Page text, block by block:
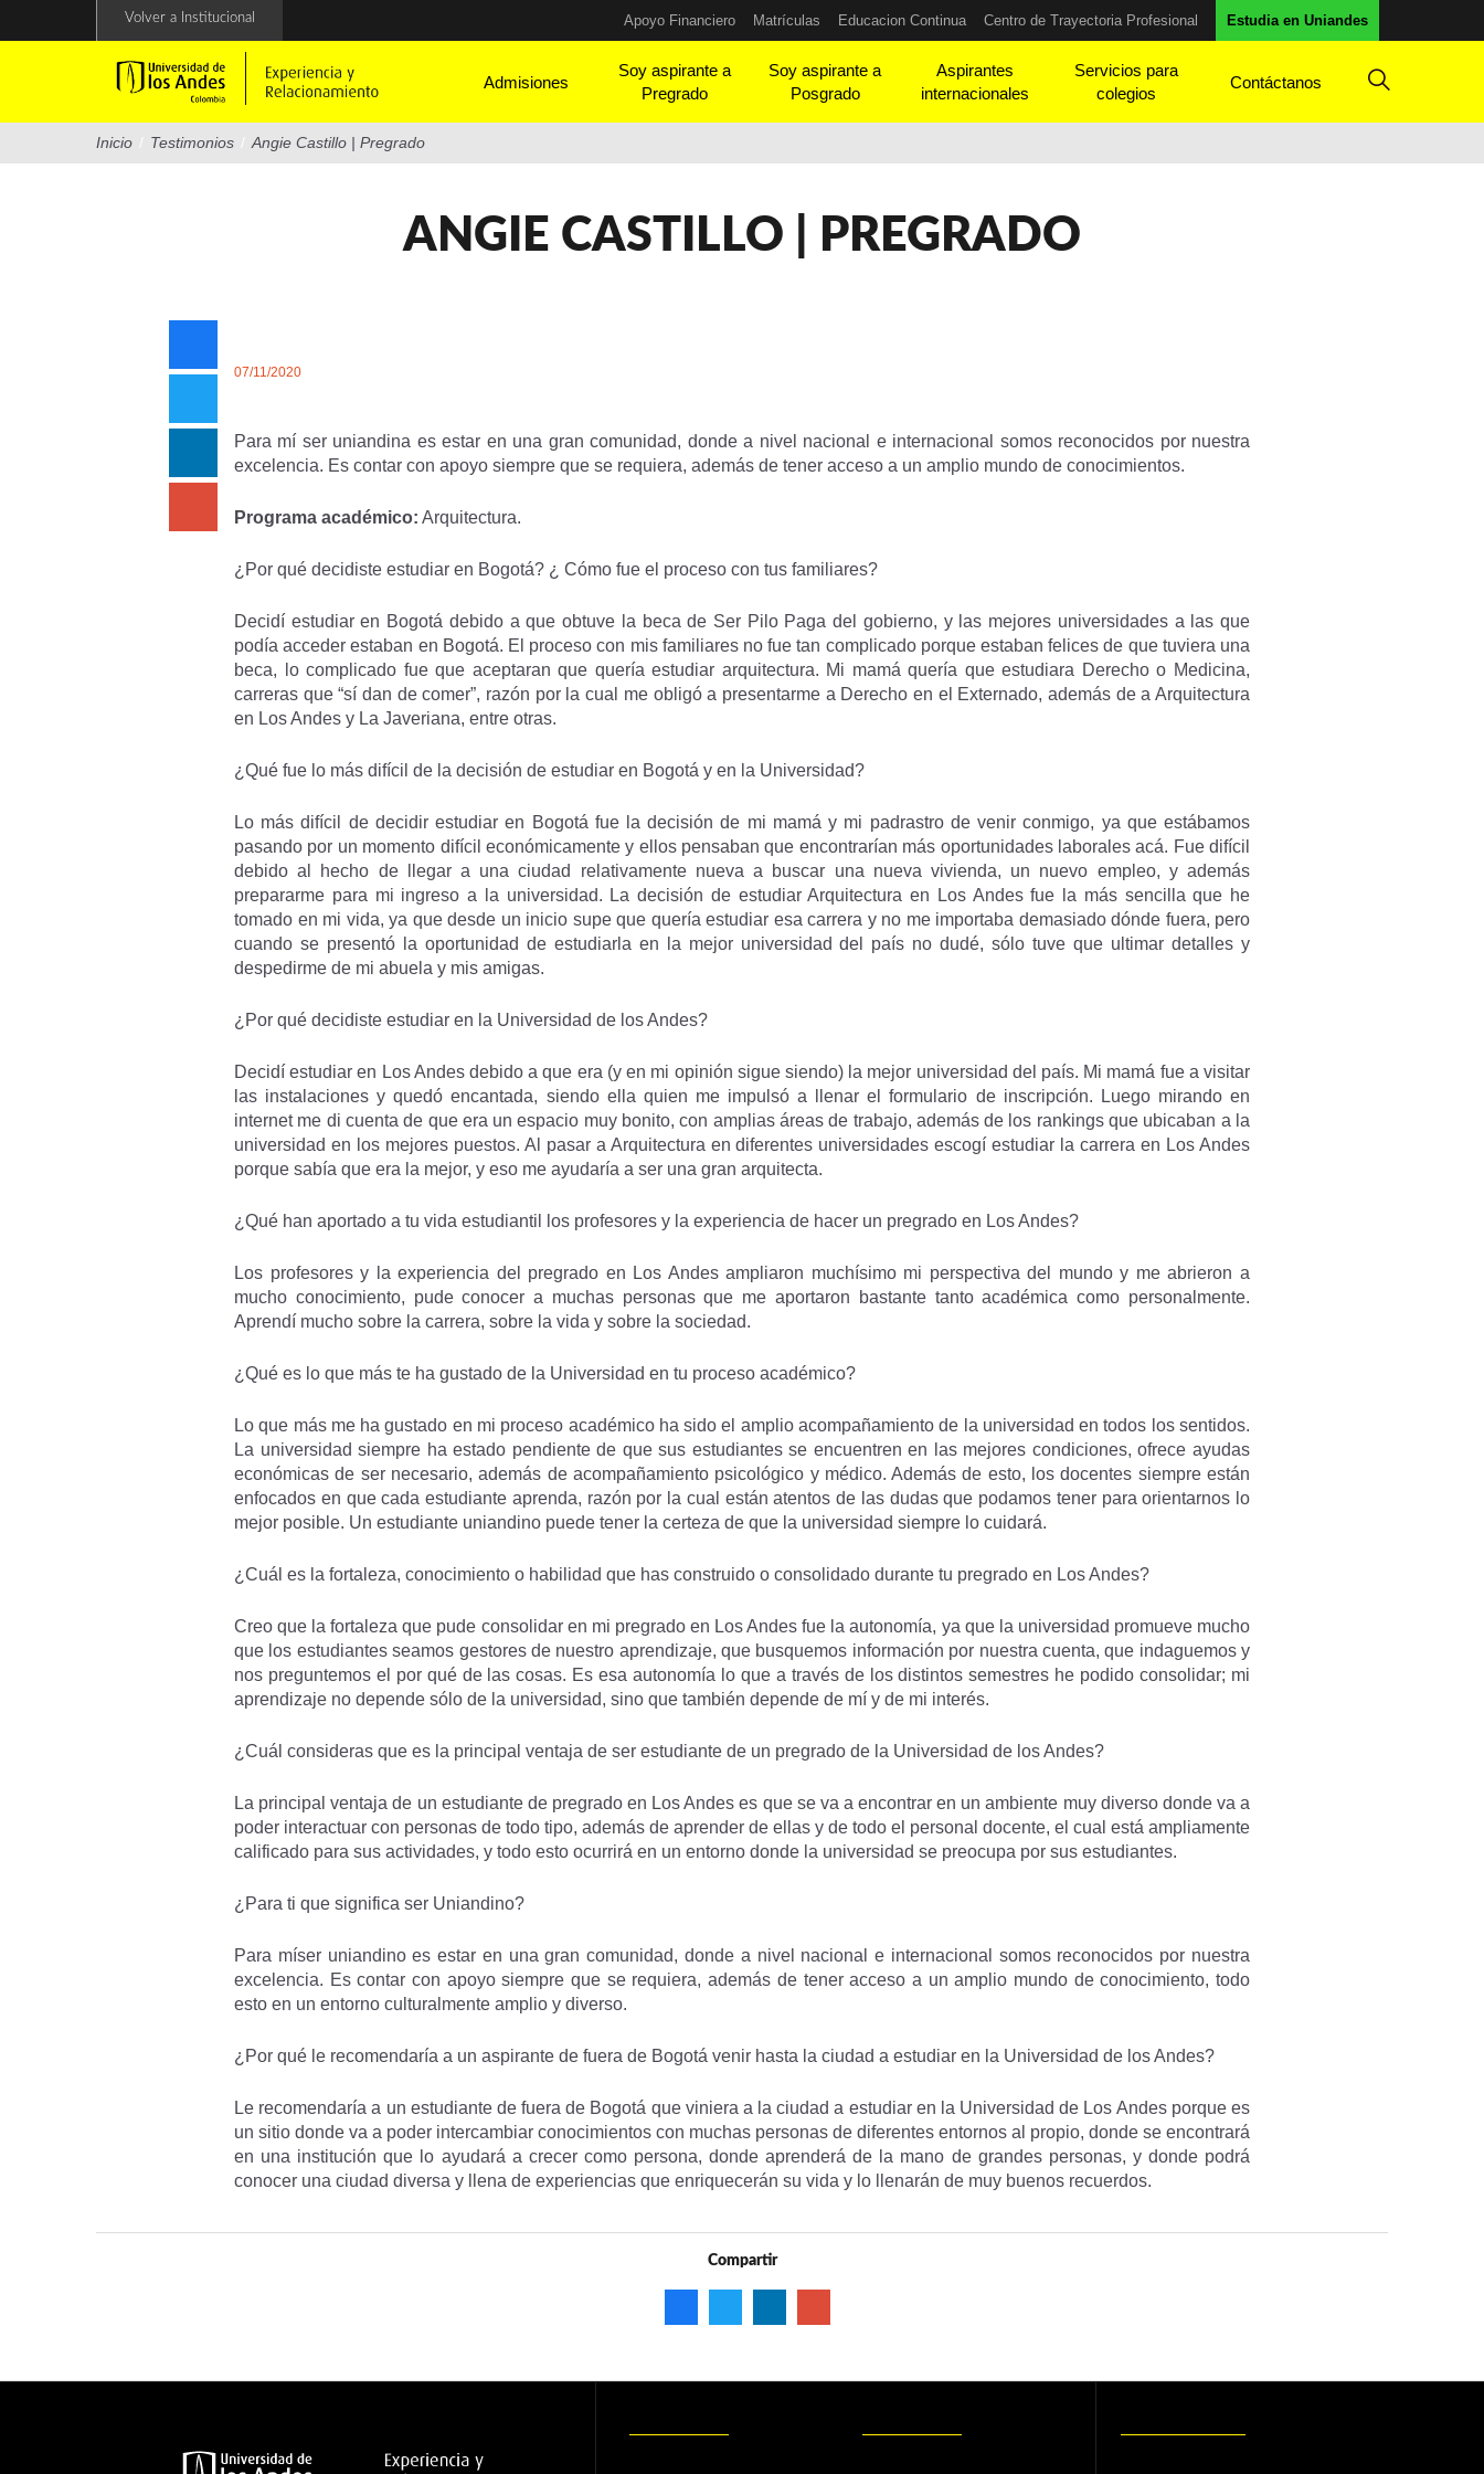
Apoyo Financiero Matrículas Educacion Continua Centro de Trayectoria Profesional Estudia en Uniandes
Volver a Institucional
Admisiones
Soy aspirante a
Pregrado
Soy aspirante a
Posgrado
Aspirantes
internacionales
Servicios para
colegios
Contáctanos
Inicio / Testimonios / Angie Castillo | Pregrado
ANGIE CASTILLO | PREGRADO
07/11/2020
Para mí ser uniandina es estar en una gran comunidad, donde a nivel nacional e internacional somos reconocidos por nuestra
excelencia. Es contar con apoyo siempre que se requiera, además de tener acceso a un amplio mundo de conocimientos.
Programa académico: Arquitectura.
¿Por qué decidiste estudiar en Bogotá? ¿ Cómo fue el proceso con tus familiares?
Decidí estudiar en Bogotá debido a que obtuve la beca de Ser Pilo Paga del gobierno, y las mejores universidades a las que
podía acceder estaban en Bogotá. El proceso con mis familiares no fue tan complicado porque estaban felices de que tuviera una
beca, lo complicado fue que aceptaran que quería estudiar arquitectura. Mi mamá quería que estudiara Derecho o Medicina,
carreras que “sí dan de comer”, razón por la cual me obligó a presentarme a Derecho en el Externado, además de a Arquitectura
en Los Andes y La Javeriana, entre otras.
¿Qué fue lo más difícil de la decisión de estudiar en Bogotá y en la Universidad?
Lo más difícil de decidir estudiar en Bogotá fue la decisión de mi mamá y mi padrastro de venir conmigo, ya que estábamos
pasando por un momento difícil económicamente y ellos pensaban que encontrarían más oportunidades laborales acá. Fue difícil
debido al hecho de llegar a una ciudad relativamente nueva a buscar una nueva vivienda, un nuevo empleo, y además
prepararme para mi ingreso a la universidad. La decisión de estudiar Arquitectura en Los Andes fue la más sencilla que he
tomado en mi vida, ya que desde un inicio supe que quería estudiar esa carrera y no me importaba demasiado dónde fuera, pero
cuando se presentó la oportunidad de estudiarla en la mejor universidad del país no dudé, sólo tuve que ultimar detalles y
despedirme de mi abuela y mis amigas.
¿Por qué decidiste estudiar en la Universidad de los Andes?
Decidí estudiar en Los Andes debido a que era (y en mi opinión sigue siendo) la mejor universidad del país. Mi mamá fue a visitar
las instalaciones y quedó encantada, siendo ella quien me impulsó a llenar el formulario de inscripción. Luego mirando en
internet me di cuenta de que era un espacio muy bonito, con amplias áreas de trabajo, además de los rankings que ubicaban a la
universidad en los mejores puestos. Al pasar a Arquitectura en diferentes universidades escogí estudiar la carrera en Los Andes
porque sabía que era la mejor, y eso me ayudaría a ser una gran arquitecta.
¿Qué han aportado a tu vida estudiantil los profesores y la experiencia de hacer un pregrado en Los Andes?
Los profesores y la experiencia del pregrado en Los Andes ampliaron muchísimo mi perspectiva del mundo y me abrieron a
mucho conocimiento, pude conocer a muchas personas que me aportaron bastante tanto académica como personalmente.
Aprendí mucho sobre la carrera, sobre la vida y sobre la sociedad.
¿Qué es lo que más te ha gustado de la Universidad en tu proceso académico?
Lo que más me ha gustado en mi proceso académico ha sido el amplio acompañamiento de la universidad en todos los sentidos.
La universidad siempre ha estado pendiente de que sus estudiantes se encuentren en las mejores condiciones, ofrece ayudas
económicas de ser necesario, además de acompañamiento psicológico y médico. Además de esto, los docentes siempre están
enfocados en que cada estudiante aprenda, razón por la cual están atentos de las dudas que podamos tener para orientarnos lo
mejor posible. Un estudiante uniandino puede tener la certeza de que la universidad siempre lo cuidará.
¿Cuál es la fortaleza, conocimiento o habilidad que has construido o consolidado durante tu pregrado en Los Andes?
Creo que la fortaleza que pude consolidar en mi pregrado en Los Andes fue la autonomía, ya que la universidad promueve mucho
que los estudiantes seamos gestores de nuestro aprendizaje, que busquemos información por nuestra cuenta, que indaguemos y
nos preguntemos el por qué de las cosas. Es esa autonomía lo que a través de los distintos semestres he podido consolidar; mi
aprendizaje no depende sólo de la universidad, sino que también depende de mí y de mi interés.
¿Cuál consideras que es la principal ventaja de ser estudiante de un pregrado de la Universidad de los Andes?
La principal ventaja de un estudiante de pregrado en Los Andes es que se va a encontrar en un ambiente muy diverso donde va a
poder interactuar con personas de todo tipo, además de aprender de ellas y de todo el personal docente, el cual está ampliamente
calificado para sus actividades, y todo esto ocurrirá en un entorno donde la universidad se preocupa por sus estudiantes.
¿Para ti que significa ser Uniandino?
Para míser uniandino es estar en una gran comunidad, donde a nivel nacional e internacional somos reconocidos por nuestra
excelencia. Es contar con apoyo siempre que se requiera, además de tener acceso a un amplio mundo de conocimiento, todo
esto en un entorno culturalmente amplio y diverso.
¿Por qué le recomendaría a un aspirante de fuera de Bogotá venir hasta la ciudad a estudiar en la Universidad de los Andes?
Le recomendaría a un estudiante de fuera de Bogotá que viniera a la ciudad a estudiar en la Universidad de Los Andes porque es
un sitio donde va a poder intercambiar conocimientos con muchas personas de diferentes entornos al propio, donde se encontrará
en una institución que lo ayudará a crecer como persona, donde aprenderá de la mano de grandes personas, y donde podrá
conocer una ciudad diversa y llena de experiencias que enriquecerán su vida y lo llenarán de muy buenos recuerdos.
Compartir